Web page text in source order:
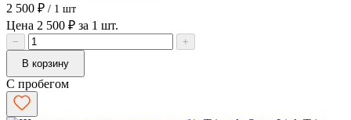
2 500 ₽ / 1 шт
Цена 2 500 ₽ за 1 шт.
−
+
В корзину
С пробегом